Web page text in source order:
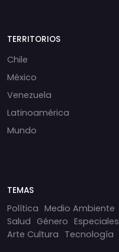
TERRITORIOS
Chile
México
Venezuela
Latinoamérica
Mundo
TEMAS
Política Medio Ambiente
Salud Género Especiales
Arte Cultura Tecnología